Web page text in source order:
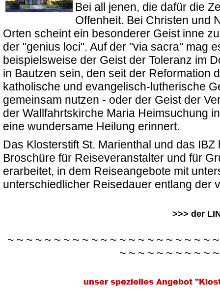
Bei all jenen, die dafür die
Offenheit. Bei Christen und
Orten scheint ein besonderer Geist inne
der "genius loci". Auf der "via sacra" mag
beispielsweise der Geist der Toleranz im
in Bautzen sein, den seit der Reformation
katholische und evangelisch-lutherische
gemeinsam nutzen - oder der Geist der
der Wallfahrtskirche Maria Heimsuchung
eine wundersame Heilung erinnert.
Das Klosterstift St. Marienthal und das
Broschüre für Reiseveranstalter und für
erarbeitet, in dem Reiseangebote mit
unterschiedlicher Reisedauer entlang der
>>> der
~ ~ ~ ~ ~ ~ ~ ~ ~ ~ ~ ~ ~ ~ ~ ~ ~ ~ ~ ~ ~ ~
~ ~ ~ ~ ~ ~ ~ ~ ~ ~